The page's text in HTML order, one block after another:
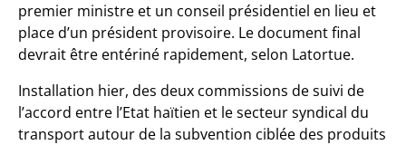
premier ministre et un conseil présidentiel en lieu et
place d’un président provisoire. Le document final
devrait être entériné rapidement, selon Latortue.
Installation hier, des deux commissions de suivi de
l’accord entre l’Etat haïtien et le secteur syndical du
transport autour de la subvention ciblée des produits